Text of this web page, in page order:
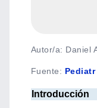
Autor/a: Daniel
Fuente: Pediatr
Introducción